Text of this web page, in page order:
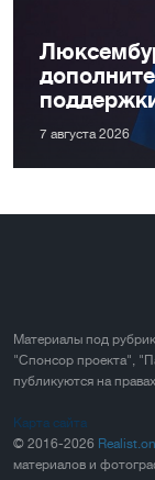
7 августа 2026
Материалы под
"Спонсор проекта",
публикуются на
Карта сайта
© 2016-2026
материалов и